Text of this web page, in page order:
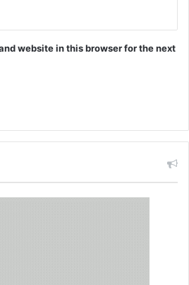
website in this browser for the next